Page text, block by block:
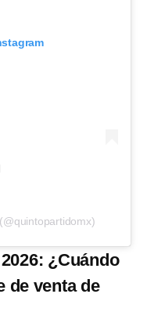
¿Cuándo
de venta de